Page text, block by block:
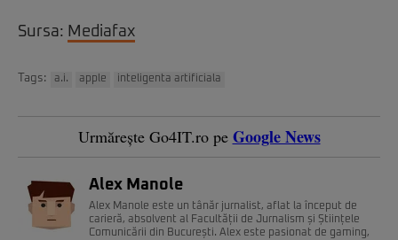
Sursa: Mediafax
Tags: a.i. apple inteligenta artificiala
Urmărește Go4IT.ro pe Google News
Alex Manole
Alex Manole este un tânăr jurnalist, aflat la început de
carieră, absolvent al Facultății de Jurnalism și Științele
Comunicării din București. Alex este pasionat de gaming,